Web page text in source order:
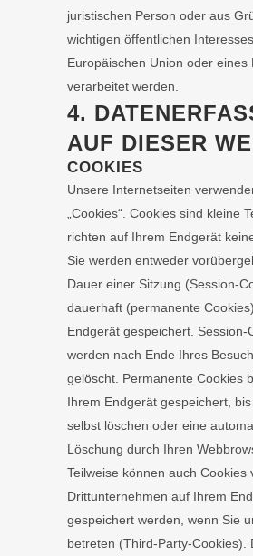
juristischen Person oder aus
wichtigen öffentlichen
Europäischen Union oder eines
verarbeitet werden.
4.
AUF DIESER
COOKIES
Unsere Internetseiten
„Cookies“. Cookies sind kleine
richten auf Ihrem Endgerät
Sie werden entweder
Dauer einer Sitzung (Session-
dauerhaft (permanente
Endgerät gespeichert. Session-
werden nach Ende Ihres
gelöscht. Permanente Cookies
Ihrem Endgerät gespeichert,
selbst löschen oder eine
Löschung durch Ihren
Teilweise können auch Cookies
Drittunternehmen auf Ihrem
gespeichert werden, wenn Sie
betreten (Third-Party-Cookies).